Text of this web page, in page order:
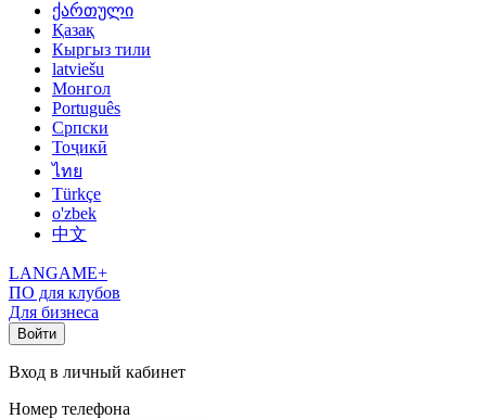
ქართული
Қазақ
Кыргыз тили
latviešu
Монгол
Português
Српски
Тоҷикӣ
ไทย
Türkçe
o'zbek
中文
LANGAME+
ПО для клубов
Для бизнеса
Войти
Вход в личный кабинет
Номер телефона